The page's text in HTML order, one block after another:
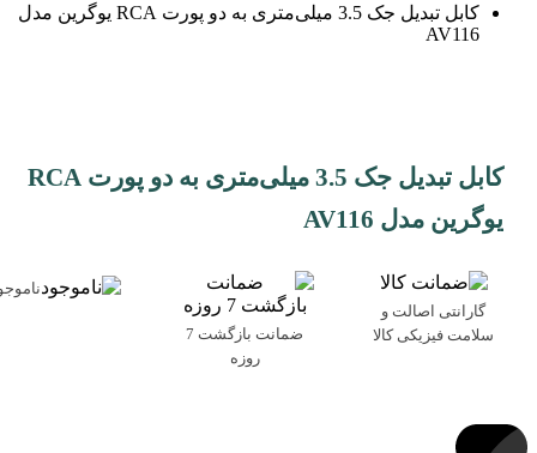
کابل تبدیل جک 3.5 میلی‌متری به دو پورت RCA یوگرین مدل
AV116
کابل تبدیل جک 3.5 میلی‌متری به دو پورت RCA
یوگرین مدل AV116
گارانتی اصالت و
سلامت فیزیکی کالا
ضمانت بازگشت 7
روزه